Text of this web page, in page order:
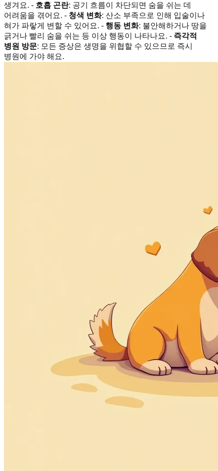
생겨요. - 호흡 곤란: 공기 흐름이 차단되면 숨을 쉬는 데
어려움을 겪어요. - 청색 변화: 산소 부족으로 인해 입술이나
혀가 파랗게 변할 수 있어요. - 행동 변화: 불안해하거나 땅을
긁거나 빨리 숨을 쉬는 등 이상 행동이 나타나요. - 즉각적
병원 방문: 모든 증상은 생명을 위협할 수 있으므로 즉시
병원에 가야 해요.